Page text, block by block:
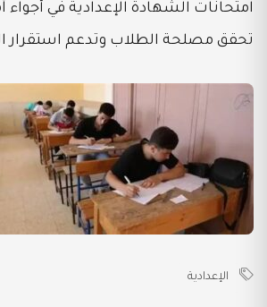
امتحانات الشهادة الإعدادية في
تحقق مصلحة الطلاب وتدعم استقرار
الإعدادية